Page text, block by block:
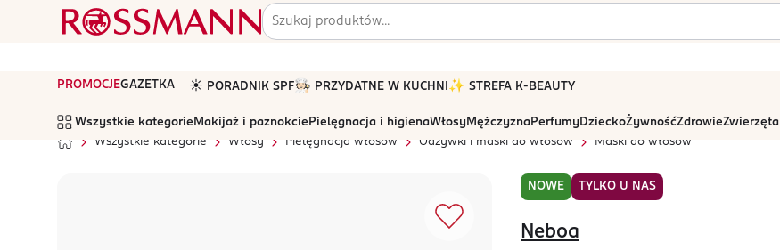
PROMOCJEGAZETKA ☀️ PORADNIK SPF🧑🏻‍🍳 PRZYDATNE W KUCHNI ✨ STREFA K-BEAUTY
Wszystkie kategorie Makijaż i paznokcie Pielęgnacja i higienaWłosyMężczyznaPerfumyDzieckoŻywnośćZdrowieZwierzęta
Wszystkie kategorie
Włosy Pielęgnacja włosów Odżywki i maski do włosów Maski do włosów
NOWE TYLKO U NAS
Neboa